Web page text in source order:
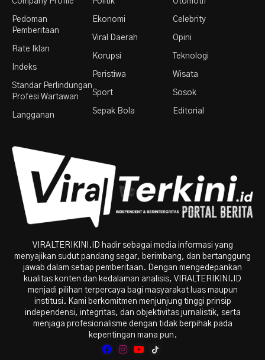
Pedoman
Pemberitaan
Rate Iklan
Indeks
Standar Perlindungan
Profesi Wartawan
Langganan
Ekonomi
Viral Daerah
Korupsi
Peristiwa
Sport
Sepak Bola
Celebrity
Opini
Teknologi
Wisata
Sosok
Editorial
VIRALTERIKINI.ID hadir sebagai media informasi yang
menyajikan sudut pandang segar, berimbang, dan bertanggung
jawab dalam setiap pemberitaan. Dengan mengedepankan
kualitas konten dan kedalaman analisis, VIRALTERIKINI.ID
menjadi pilihan terpercaya bagi masyarakat luas maupun
institusi. Kami berkomitmen menjunjung tinggi prinsip
independensi, integritas, dan objektivitas jurnalistik, serta
menjaga profesionalisme dengan tidak berpihak pada
kepentingan mana pun.